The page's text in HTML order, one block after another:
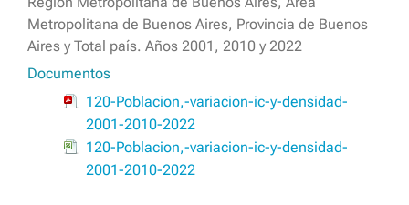
Metropolitana de Buenos Aires, Provincia de Buenos
Aires y Total país. Años 2001, 2010 y 2022
Documentos
120-Poblacion,-variacion-ic-y-densidad-
2001-2010-2022
120-Poblacion,-variacion-ic-y-densidad-
2001-2010-2022